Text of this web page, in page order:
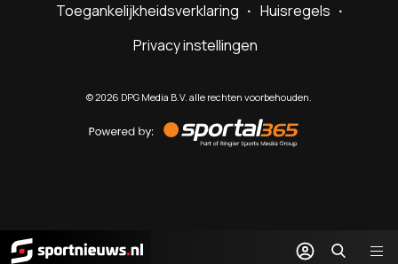
Toegankelijkheidsverklaring
Huisregels
Privacy instellingen
©2026 DPG Media B.V. alle rechten voorbehouden.
by
Sportal365